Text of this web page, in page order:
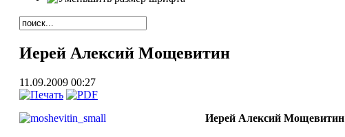
Иерей Алексий Мощевитин
11.09.2009 00:27
Иерей Алексий Мощевитин